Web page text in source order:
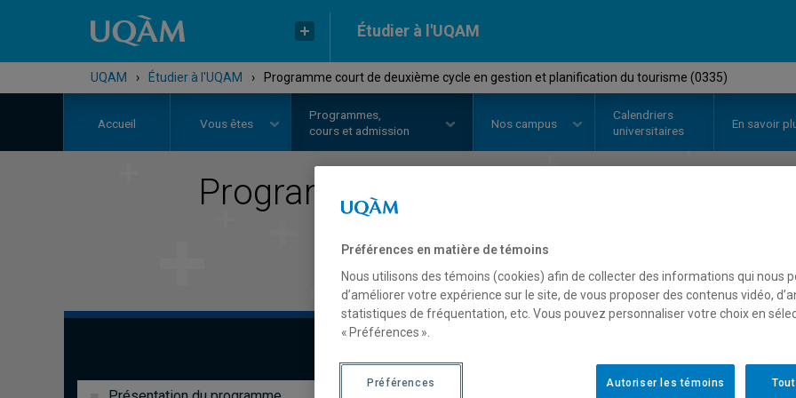
Étudier à l'UQAM
UQAM › Étudier à l'UQAM › Programme court de deuxième cycle en gestion et planification du tourisme (0335)
Accueil Vous êtes
Programmes,
cours et admission
Nos campus
Calendriers
universitaires
En savoir
Programme court de deuxième cycle
planification du tourisme
UQAM
Préférences en matière de témoins
Nous utilisons des témoins (cookies) afin de collecter des informations qui nous
d’améliorer votre expérience sur le site, de vous proposer des contenus vidéo,
statistiques de fréquentation, etc. Vous pouvez personnaliser votre choix en
« Préférences ».
Autoriser les témoins
Préférences